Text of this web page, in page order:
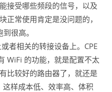
接受哪些频段的信号，以及
正常使用肯定是没问题的，
很高。
者相关的转接设备上。CPE
WiFi 的功能，就是配置不太
比较好的路由器了，就还是
样成本低、效率高、体积